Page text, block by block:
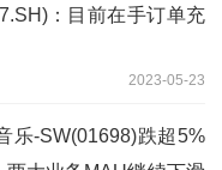
：目前在手订单充
2023-05-23
乐-SW(01698)跌超5%